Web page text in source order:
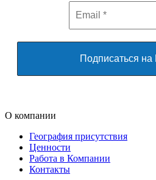
О компании
География присутствия
Ценности
Работа в Компании
Контакты